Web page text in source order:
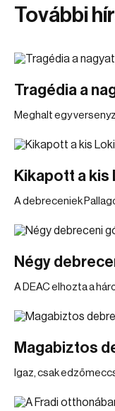
További
Tragédia a
Meghalt egy
Kikapott a kis
A debreceniek
Négy
A DEAC elhozta a
Magabiztos
Igaz, csak